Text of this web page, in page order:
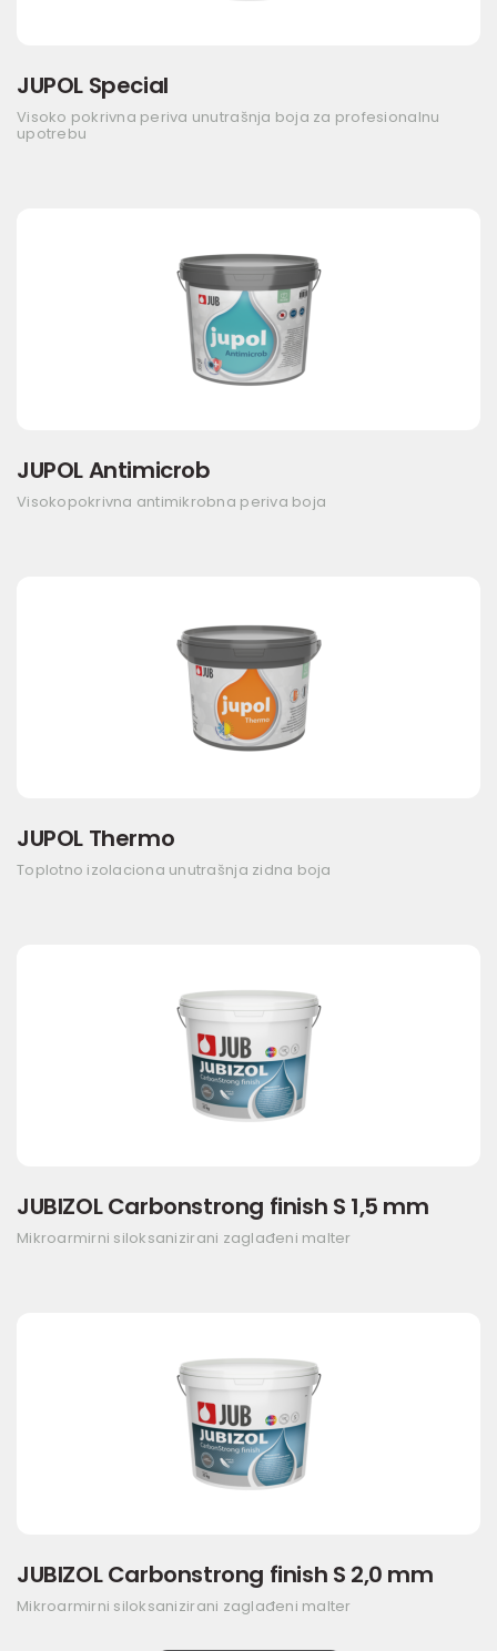
JUPOL Special
Visoko pokrivna periva unutrašnja boja za profesionalnu
upotrebu
JUPOL Antimicrob
Visokopokrivna antimikrobna periva boja
JUPOL Thermo
Toplotno izolaciona unutrašnja zidna boja
JUBIZOL Carbonstrong finish S 1,5 mm
Mikroarmirni siloksanizirani zaglađeni malter
JUBIZOL Carbonstrong finish S 2,0 mm
Mikroarmirni siloksanizirani zaglađeni malter